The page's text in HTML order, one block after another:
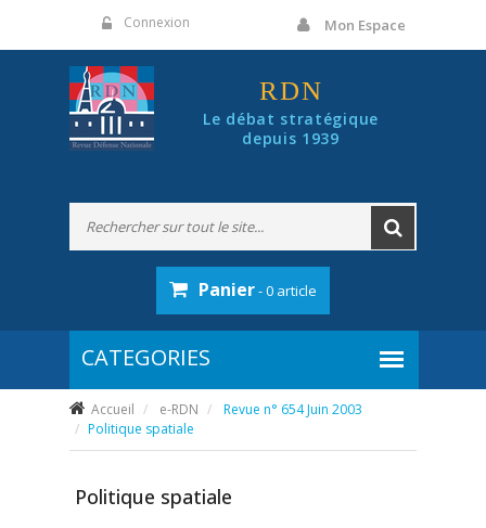
Connexion Mon Espace
RDN
Le débat stratégique
depuis 1939
Panier- 0 article
Accueil e-RDN
Revue n° 654 Juin 2003
Politique spatiale
Politique spatiale